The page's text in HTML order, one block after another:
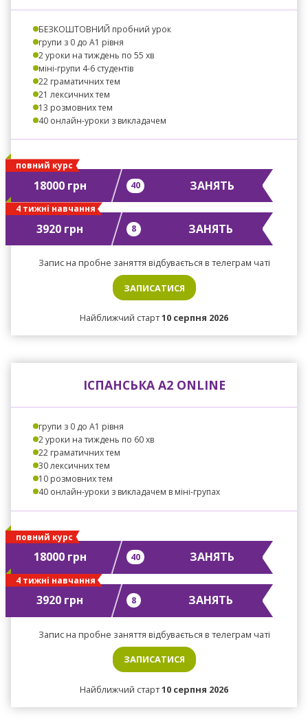
БЕЗКОШТОВНИЙ пробний урок
групи з 0 до A1 рівня
2 уроки на тиждень по 55 хв
міні-групи 4-6 студентів
22 граматичних тем
21 лексичних тем
13 розмовних тем
40 онлайн-уроки з викладачем
повний курс
18000 грн 40 ЗАНЯТЬ
4 тижні навчання
3920 грн 8 ЗАНЯТЬ
Запис на пробне заняття відбувається в телеграм чаті
ЗАПИСАТИСЯ
Найближчий старт10 серпня 2026
ІСПАНСЬКА А2 ONLINE
групи з 0 до A1 рівня
2 уроки на тиждень по 60 хв
22 граматичних тем
30 лексичних тем
10 розмовних тем
40 онлайн-уроки з викладачем в міні-групах
повний курс
18000 грн 40 ЗАНЯТЬ
4 тижні навчання
3920 грн 8 ЗАНЯТЬ
Запис на пробне заняття відбувається в телеграм чаті
ЗАПИСАТИСЯ
Найближчий старт10 серпня 2026